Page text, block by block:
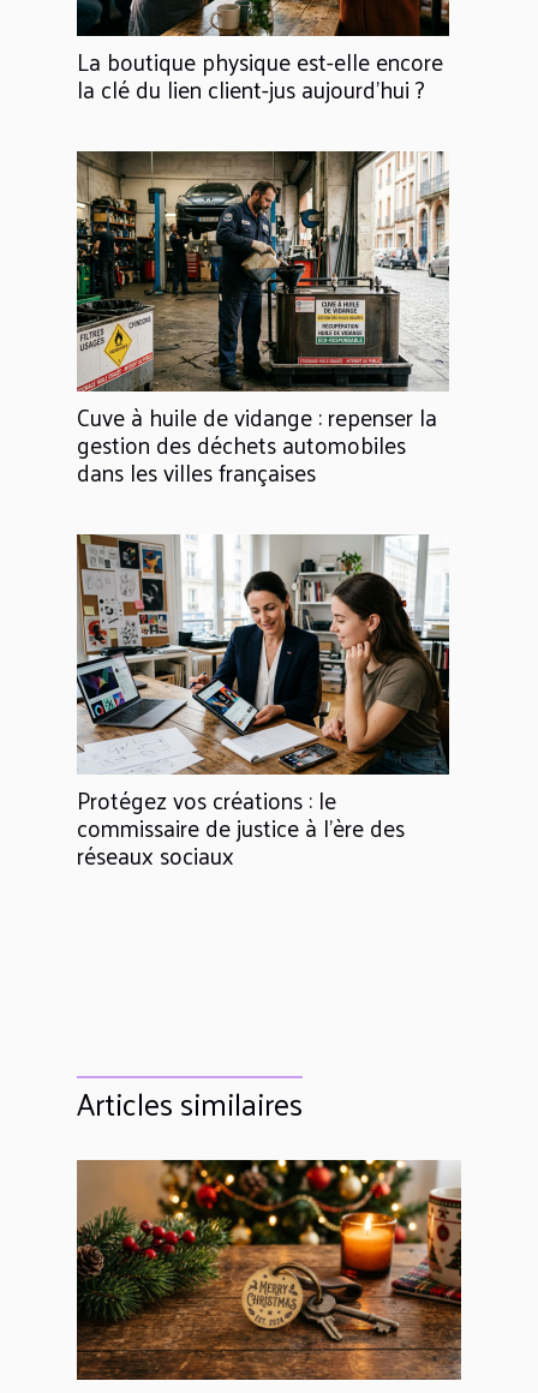
La boutique physique est-elle encore
la clé du lien client-jus aujourd'hui ?
Cuve à huile de vidange : repenser la
gestion des déchets automobiles
dans les villes françaises
Protégez vos créations : le
commissaire de justice à l’ère des
réseaux sociaux
Articles similaires